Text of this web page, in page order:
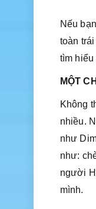
Nếu
toàn
tìm hiểu
MỘT
Không
nhiều.
như
như:
người
mình.